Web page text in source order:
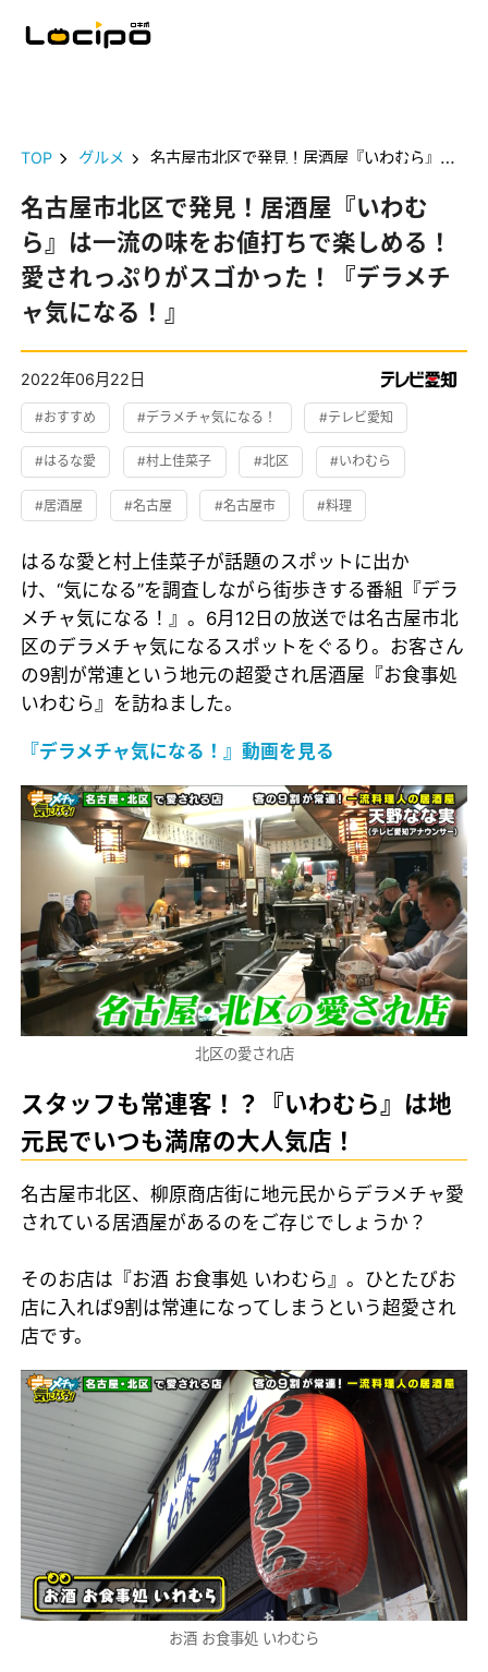
TOP グルメ 名古屋市北区で発見！居酒屋『いわむら』は一流の味をお値打ちで楽しめる！愛されっぷりがスゴかった！『デラメチャ気になる！』
名古屋市北区で発見！居酒屋『いわむ
ら』は一流の味をお値打ちで楽しめる！
愛されっぷりがスゴかった！『デラメチ
ャ気になる！』
2022年06月22日
#おすすめ #デラメチャ気になる！ #テレビ愛知
#はるな愛 #村上佳菜子 #北区 #いわむら
#居酒屋 #名古屋 #名古屋市 #料理
はるな愛と村上佳菜子が話題のスポットに出か
け、“気になる”を調査しながら街歩きする番組『デラ
メチャ気になる！』。6月12日の放送では名古屋市北
区のデラメチャ気になるスポットをぐるり。お客さん
の9割が常連という地元の超愛され居酒屋『お食事処
いわむら』を訪ねました。
『デラメチャ気になる！』動画を見る
北区の愛され店
スタッフも常連客！？『いわむら』は地
元民でいつも満席の大人気店！
名古屋市北区、柳原商店街に地元民からデラメチャ愛
されている居酒屋があるのをご存じでしょうか？
そのお店は『お酒 お食事処 いわむら』。ひとたびお
店に入れば9割は常連になってしまうという超愛され
店です。
お酒 お食事処 いわむら